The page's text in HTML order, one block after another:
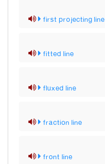
first projecting line
fitted line
fluxed line
fraction line
front line